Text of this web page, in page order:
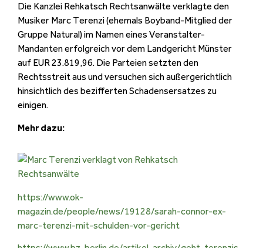
Die Kanzlei Rehkatsch Rechtsanwälte verklagte den
Musiker Marc Terenzi (ehemals Boyband-Mitglied der
Gruppe Natural) im Namen eines Veranstalter-
Mandanten erfolgreich vor dem Landgericht Münster
auf EUR 23.819,96. Die Parteien setzten den
Rechtsstreit aus und versuchen sich außergerichtlich
hinsichtlich des bezifferten Schadensersatzes zu
einigen.
Mehr dazu:
https://www.ok-
magazin.de/people/news/19128/sarah-connor-ex-
marc-terenzi-mit-schulden-vor-gericht